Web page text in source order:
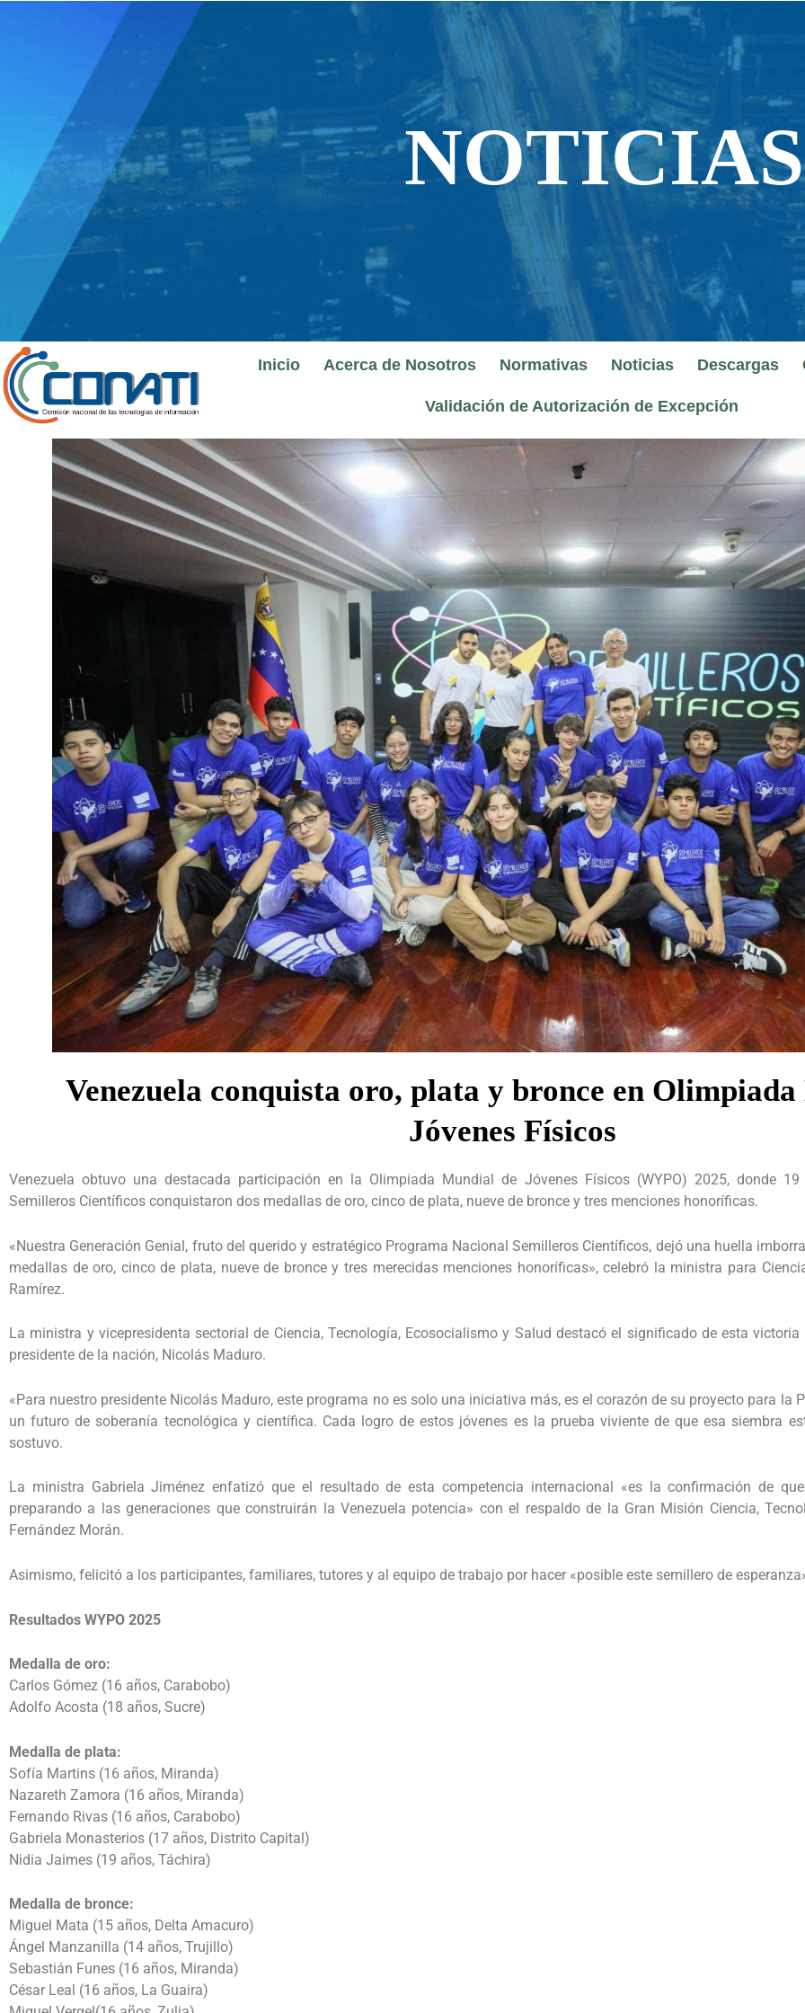
NOTICIAS
NOTICIAS
Inicio Acerca de Nosotros Normativas Noticias Descargas
Validación de Autorización de Excepción
Venezuela conquista oro, plata y bronce en
Jóvenes Físicos
Venezuela obtuvo una destacada participación en la Olimpiada Mundial de Jóvenes Físicos (WYPO) 2025, donde
Semilleros Científicos conquistaron dos medallas de oro, cinco de plata, nueve de bronce y tres menciones honoríficas.
«Nuestra Generación Genial, fruto del querido y estratégico Programa Nacional Semilleros Científicos, dejó una huella
medallas de oro, cinco de plata, nueve de bronce y tres merecidas menciones honoríficas», celebró la ministra para
Ramírez.
La ministra y vicepresidenta sectorial de Ciencia, Tecnología, Ecosocialismo y Salud destacó el significado de esta
presidente de la nación, Nicolás Maduro.
«Para nuestro presidente Nicolás Maduro, este programa no es solo una iniciativa más, es el corazón de su proyecto para la
un futuro de soberanía tecnológica y científica. Cada logro de estos jóvenes es la prueba viviente de que esa siembra
sostuvo.
La ministra Gabriela Jiménez enfatizó que el resultado de esta competencia internacional «es la confirmación de
preparando a las generaciones que construirán la Venezuela potencia» con el respaldo de la Gran Misión Ciencia,
Fernández Morán.
Asimismo, felicitó a los participantes, familiares, tutores y al equipo de trabajo por hacer «posible este semillero de
Resultados WYPO 2025
Medalla de oro:
Carlos Gómez (16 años, Carabobo)
Adolfo Acosta (18 años, Sucre)
Medalla de plata:
Sofía Martins (16 años, Miranda)
Nazareth Zamora (16 años, Miranda)
Fernando Rivas (16 años, Carabobo)
Gabriela Monasterios (17 años, Distrito Capital)
Nidia Jaimes (19 años, Táchira)
Medalla de bronce:
Miguel Mata (15 años, Delta Amacuro)
Ángel Manzanilla (14 años, Trujillo)
Sebastián Funes (16 años, Miranda)
César Leal (16 años, La Guaira)